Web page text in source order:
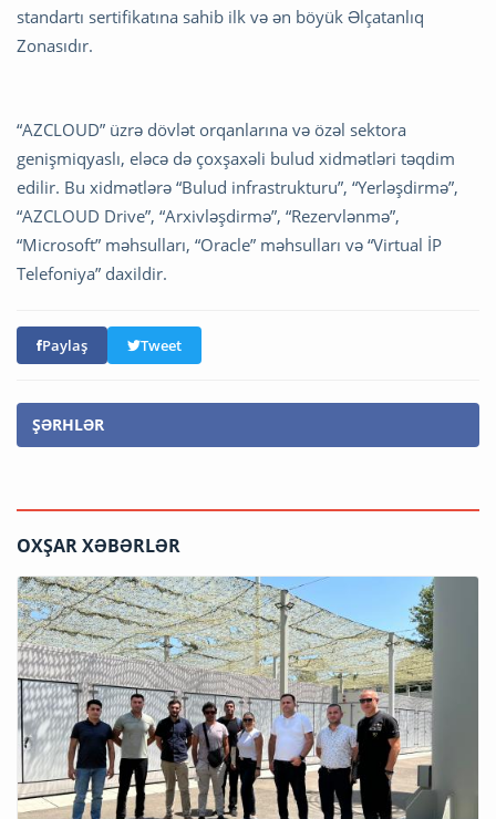
standartı sertifikatına sahib ilk və ən böyük Əlçatanlıq
Zonasıdır.
“AZCLOUD” üzrə dövlət orqanlarına və özəl sektora
genişmiqyaslı, eləcə də çoxşaxəli bulud xidmətləri təqdim
edilir. Bu xidmətlərə “Bulud infrastrukturu”, “Yerləşdirmə”,
“AZCLOUD Drive”, “Arxivləşdirmə”, “Rezervlənmə”,
“Microsoft” məhsulları, “Oracle” məhsulları və “Virtual İP
Telefoniya” daxildir.
Paylaş Tweet
ŞƏRHLƏR
OXŞAR XƏBƏRLƏR